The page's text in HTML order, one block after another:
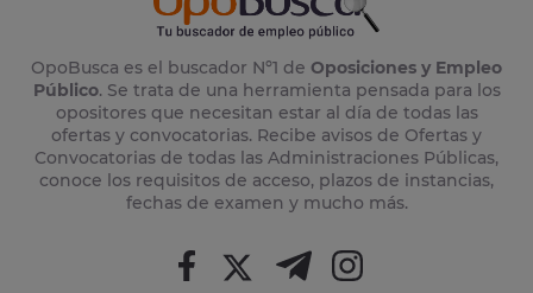
OpoBusca es el buscador Nº1 de Oposiciones y Empleo
Público. Se trata de una herramienta pensada para los
opositores que necesitan estar al día de todas las
ofertas y convocatorias. Recibe avisos de Ofertas y
Convocatorias de todas las Administraciones Públicas,
conoce los requisitos de acceso, plazos de instancias,
fechas de examen y mucho más.